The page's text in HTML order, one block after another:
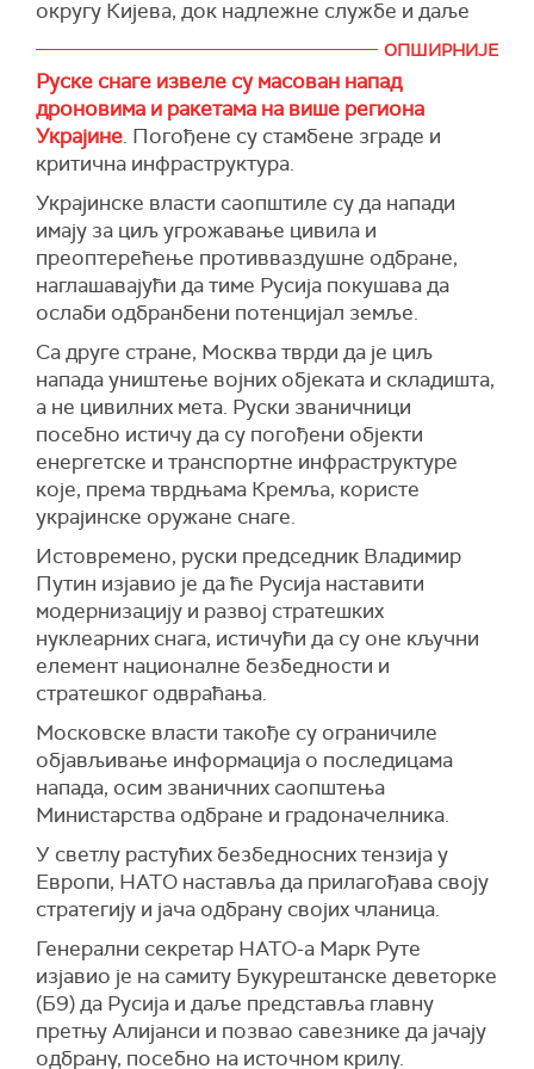
округу Кијева, док надлежне службе и даље
(Укринформ, Украјинска правда)
ОПШИРНИЈЕ
Руске снаге извеле су масован напад
дроновима и ракетама на више региона
Украјине. Погођене су стамбене зграде и
критична инфраструктура.
Украјинске власти саопштиле су да напади
имају за циљ угрожавање цивила и
преоптерећење противваздушне одбране,
наглашавајући да тиме Русија покушава да
ослаби одбранбени потенцијал земље.
Са друге стране, Москва тврди да је циљ
напада уништење војних објеката и складишта,
а не цивилних мета. Руски званичници
посебно истичу да су погођени објекти
енергетске и транспортне инфраструктуре
које, према тврдњама Кремља, користе
украјинске оружане снаге.
Истовремено, руски председник Владимир
Путин изјавио је да ће Русија наставити
модернизацију и развој стратешких
нуклеарних снага, истичући да су оне кључни
елемент националне безбедности и
стратешког одвраћања.
Московске власти такође су ограничиле
објављивање информација о последицама
напада, осим званичних саопштења
Министарства одбране и градоначелника.
У светлу растућих безбедносних тензија у
Европи, НАТО наставља да прилагођава своју
стратегију и јача одбрану својих чланица.
Генерални секретар НАТО-а Марк Руте
изјавио је на самиту Букурештанске деветорке
(Б9) да Русија и даље представља главну
претњу Алијанси и позвао савезнике да јачају
одбрану, посебно на источном крилу.